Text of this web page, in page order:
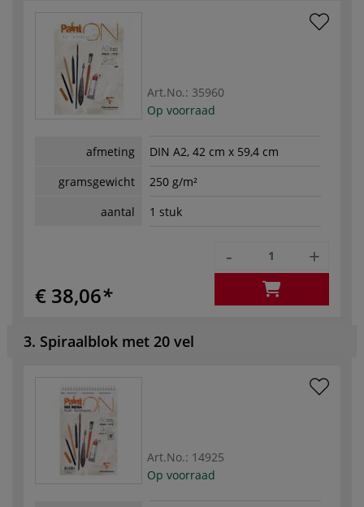
Art.No.: 35960
Op voorraad
afmeting
DIN A2, 42 cm x 59,4 cm
gramsgewicht
250 g/m²
aantal
1 stuk
€ 38,06
- +
3. Spiraalblok met 20 vel
Art.No.: 14925
Op voorraad